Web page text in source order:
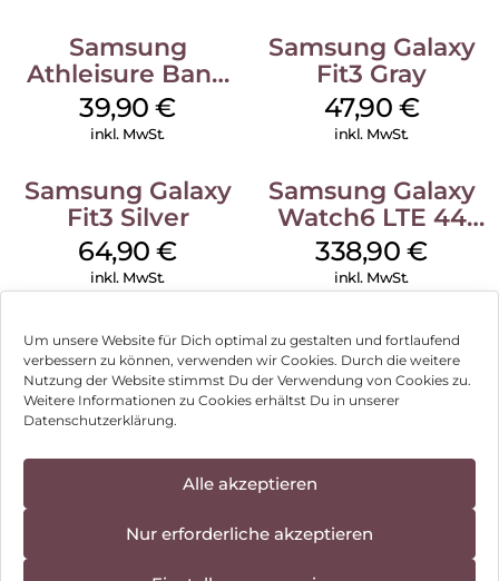
Um unsere Website für Dich optimal zu gestalten und fortlaufend
verbessern zu können, verwenden wir Cookies. Durch die weitere
Nutzung der Website stimmst Du der Verwendung von Cookies zu.
Weitere Informationen zu Cookies erhältst Du in unserer
Datenschutzerklärung.
Alle akzeptieren
Nur erforderliche akzeptieren
Samsung
Athleisure Band
M/L Galaxy
Watch7 Silver
39,90€
inkl. MwSt.
Samsung Galaxy
Fit3 Gray
47,90 €
inkl. MwSt.
Samsung Galaxy
Fit3 Silver
64,90€
inkl. MwSt.
Samsung Galaxy
Watch6 LTE 44
mm Graphite
338,90€
inkl. MwSt.
Impressum
Hinweis zur Batterieentsorgung